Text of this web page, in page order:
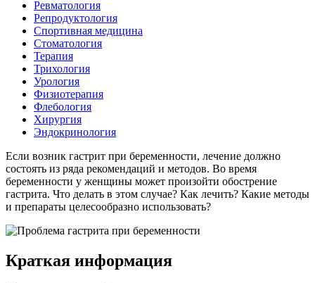
Ревматология
Репродуктология
Спортивная медицина
Стоматология
Терапия
Трихология
Урология
Физиотерапия
Флебология
Хирургия
Эндокринология
Если возник гастрит при беременности, лечение должно
состоять из ряда рекомендаций и методов. Во время
беременности у женщины может произойти обострение
гастрита. Что делать в этом случае? Как лечить? Какие методы
и препараты целесообразно использовать?
Краткая информация